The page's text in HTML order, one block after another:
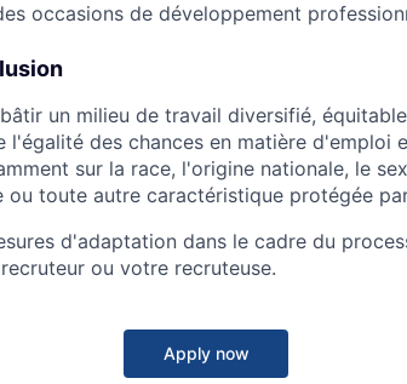
occasions de développement
un milieu de travail diversifié,
l'égalité des chances en matière d'emploi
sur la race, l'origine nationale, le
ou toute autre caractéristique protégée
d'adaptation dans le cadre du
ou votre recruteuse.
Apply now